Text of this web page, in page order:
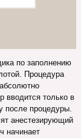
по заполнению
Процедура
вводится только в
после процедуры.
анестезирующий
начинает